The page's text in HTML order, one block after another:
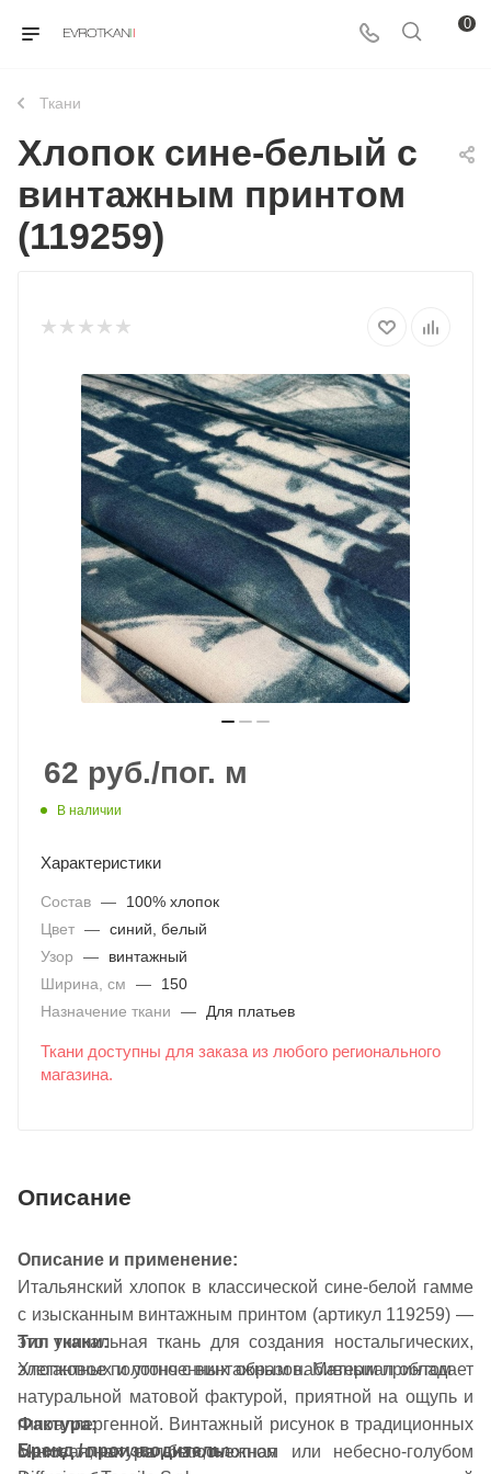
0
Ткани
Хлопок сине-белый с
винтажным принтом
(119259)
62 руб./пог. м
В наличии
Характеристики
Состав —
100% хлопок
Цвет — синий, белый
Узор
—
винтажный
Ширина, см
—
150
Назначение ткани
— Для платьев
Ткани доступны для заказа из любого регионального
магазина.
Описание
Описание и применение:
Итальянский хлопок в классической сине-белой гамме
с изысканным винтажным принтом (артикул 119259) —
это уникальная ткань для создания ностальгических,
элегантных и утонченных образов. Материал обладает
натуральной матовой фактурой, приятной на ощупь и
гипоаллергенной. Винтажный рисунок в традиционных
синих тонах на белоснежном или небесно-голубом
Тип ткани:
Хлопковое полотно с винтажным набивным принтом
Фактура:
Матовая, натуральная, плотная
Бренд / производитель: